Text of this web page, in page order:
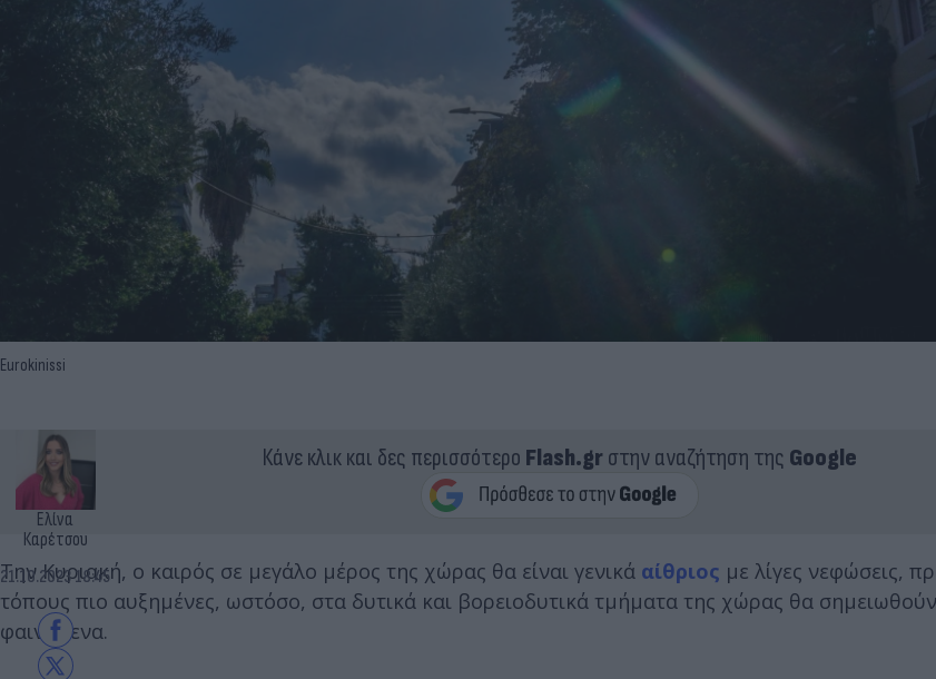
Eurokinissi
Ελίνα
Καρέτσου
21.10.2023 18:45
Κάνε κλικ και δες περισσότερο Flash.grστην αναζήτηση της Google
Την Κυριακή, ο καιρός σε μεγάλο μέρος της χώρας θα είναι γενικά αίθριος με λίγες νεφώσεις,
τόπους πιο αυξημένες, ωστόσο, στα δυτικά και βορειοδυτικά τμήματα της χώρας θα
φαινόμενα.